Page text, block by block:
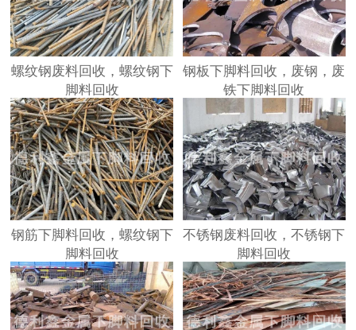
螺纹钢废料回收，螺纹钢下
脚料回收
钢板下脚料回收，废钢，废
铁下脚料回收
钢筋下脚料回收，螺纹钢下
脚料回收
不锈钢废料回收，不锈钢下
脚料回收